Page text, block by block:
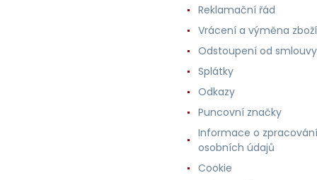
Reklamační řád
Vrácení a výměna zboží
Odstoupení od smlouvy
Splátky
Odkazy
Puncovní značky
Informace o zpracování
osobních údajů
Cookie